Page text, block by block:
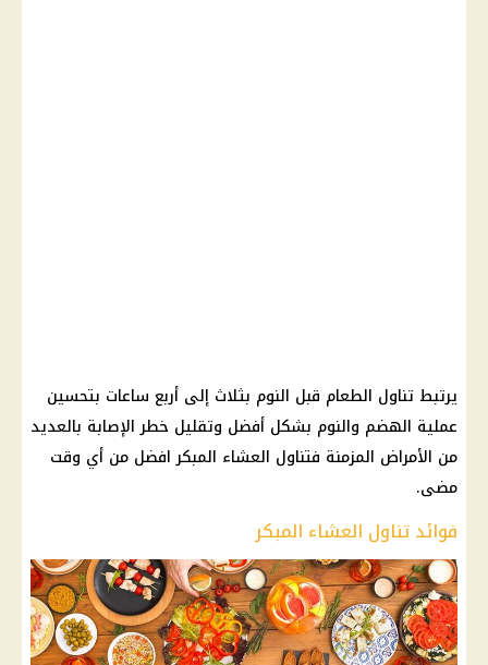
يرتبط تناول الطعام قبل النوم بثلاث إلى أربع ساعات بتحسين
عملية الهضم والنوم بشكل أفضل وتقليل خطر الإصابة بالعديد
من الأمراض المزمنة فتناول العشاء المبكر افضل من أي وقت
مضى.
فوائد تناول العشاء المبكر